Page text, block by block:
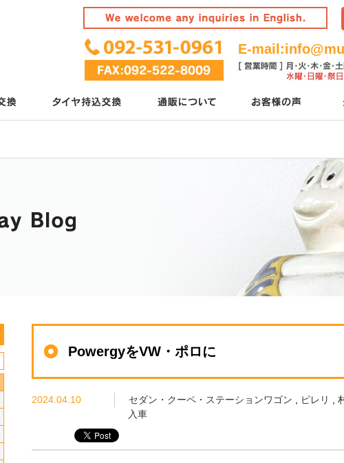
E-mail:
PowergyをVW・ポロに
2024.04.10 セダン・クーペ・ステーションワゴン ピレリ
入車